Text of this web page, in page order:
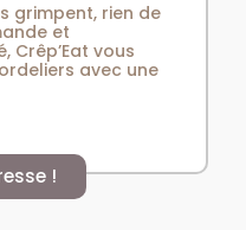
grimpent, rien de
et
Crêp’Eat vous
avec une
!